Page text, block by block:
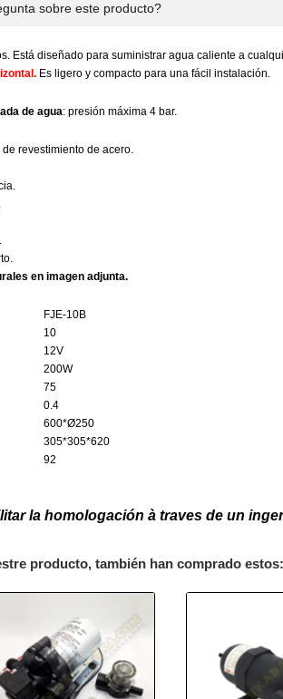
sobre este producto?
Está diseñado para suministrar agua caliente a
Es ligero y compacto para una fácil instalación.
de agua: presión máxima 4 bar.
revestimiento de acero.
en imagen adjunta.
FJE-10B
10
12V
200W
75
0.4
600*Ø250
305*305*620
92
la homologación à traves de un
producto, también han comprado estos: